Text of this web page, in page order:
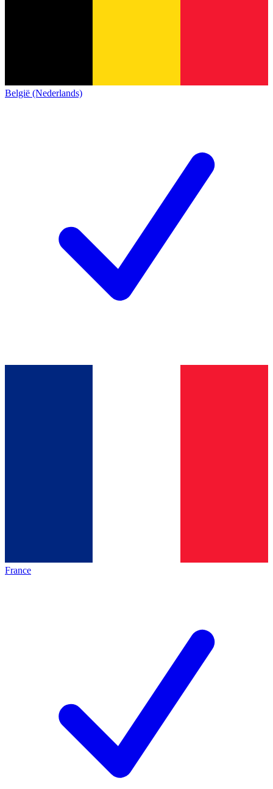
België (Nederlands)
France